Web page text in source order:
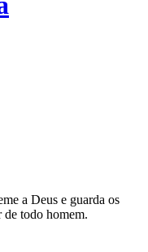
a Deus e guarda os
de todo homem.